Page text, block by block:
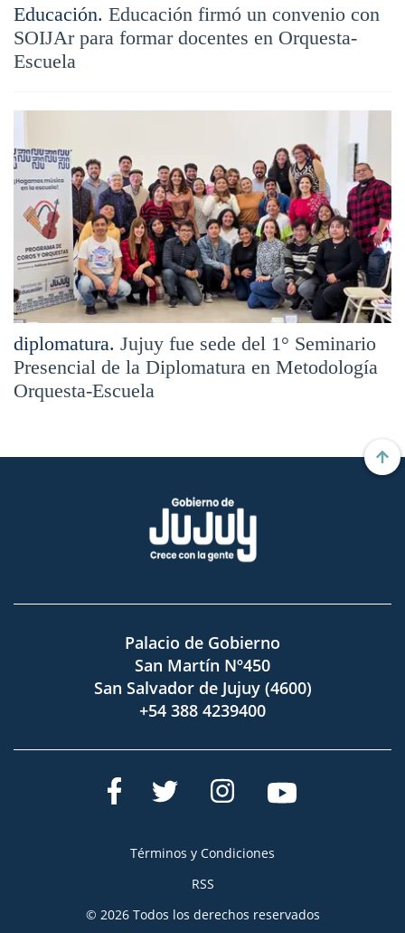
Educación. Educación firmó un convenio con
SOIJAr para formar docentes en Orquesta-
Escuela
diplomatura. Jujuy fue sede del 1° Seminario
Presencial de la Diplomatura en Metodología
Orquesta-Escuela
Palacio de Gobierno
San Martín Nº450
San Salvador de Jujuy (4600)
+54 388 4239400
Términos y Condiciones
RSS
© 2026 Todos los derechos reservados